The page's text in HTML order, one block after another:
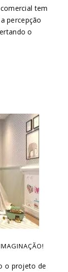
tem
percepção
o
o projeto de